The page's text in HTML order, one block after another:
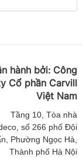
hành bởi: Công
Cổ phần Carvill
Việt Nam
Tầng 10, Tòa nhà
số 266 phố Đội
Phường Ngọc Hà,
Thành phố Hà Nội